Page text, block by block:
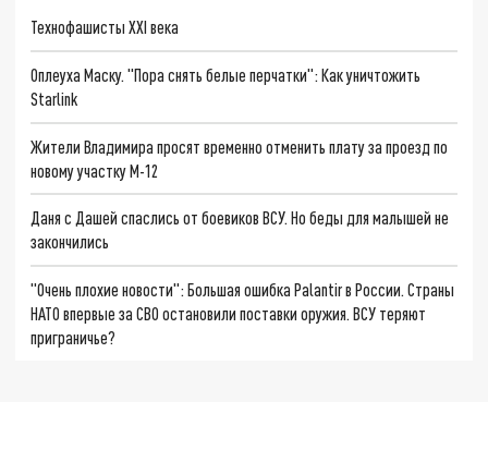
Технофашисты XXI века
Оплеуха Маску. "Пора снять белые перчатки": Как уничтожить
Starlink
Жители Владимира просят временно отменить плату за проезд по
новому участку М-12
Даня с Дашей спаслись от боевиков ВСУ. Но беды для малышей не
закончились
"Очень плохие новости": Большая ошибка Palantir в России. Страны
НАТО впервые за СВО остановили поставки оружия. ВСУ теряют
приграничье?